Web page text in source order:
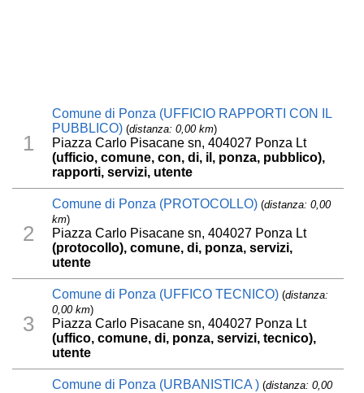
1
Comune di Ponza (UFFICIO RAPPORTI CON IL
PUBBLICO) (distanza: 0,00 km)
Piazza Carlo Pisacane sn, 404027 Ponza Lt
(ufficio, comune, con, di, il, ponza, pubblico),
rapporti, servizi, utente
2
Comune di Ponza (PROTOCOLLO) (distanza: 0,00
km)
Piazza Carlo Pisacane sn, 404027 Ponza Lt
(protocollo), comune, di, ponza, servizi,
utente
3
Comune di Ponza (UFFICO TECNICO) (distanza:
0,00 km)
Piazza Carlo Pisacane sn, 404027 Ponza Lt
(uffico, comune, di, ponza, servizi, tecnico),
utente
Comune di Ponza (URBANISTICA ) (distanza: 0,00